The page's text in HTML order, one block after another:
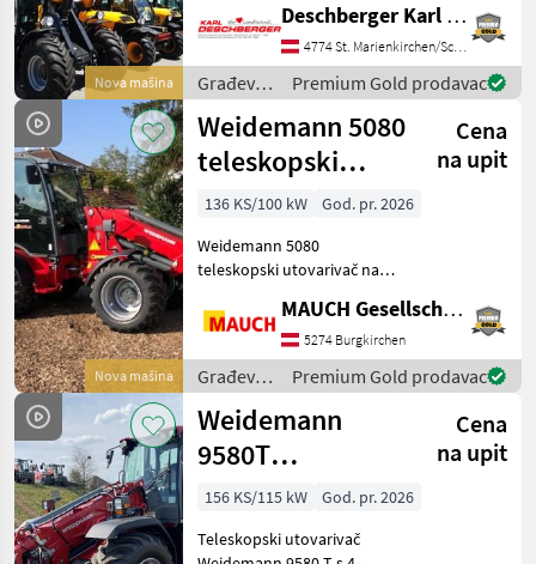
Nova mašina
Maksimalna nosivost
dizanja: 2.250 kg s
teleskopskom granom,
mjenjač s 2 brzine 4
Deschberger Karl Landtechnik GesmbH & Co KG
4774 St. Marienkirchen/Schärding
Građevinski
strojevi /
Dieci
Premium Gold prodavac
Nova mašina
Weidemann 5080
teleskopski
utovarivač na
kotačima
Cena
na upit
136 KS/100 kW
God. pr. 2026
Weidemann 5080
teleskopski utovarivač na
Perkins motorom,
hidrostatskim pogonom na
sve kotače, 100%-tnom
blokadom diferencijala,
plivajućim
MAUCH Gesellschaft m.b.H. & Co.KG
5274 Burgkirchen
Građevinski
strojevi /
Weidemann
Premium Gold prodavac
Weidemann
9580T
teleskopski
utovarivač na
Cena
na upit
156 KS/115 kW
God. pr. 2026
Teleskopski utovarivač